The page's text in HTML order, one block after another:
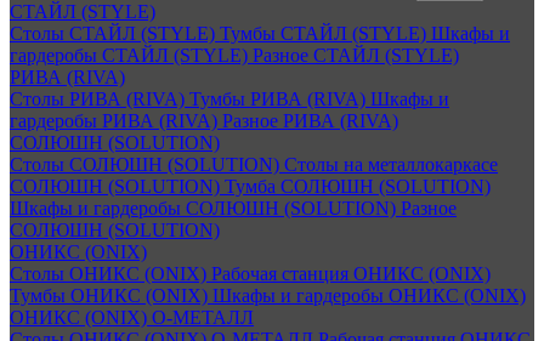
СТАЙЛ (STYLE)
Столы СТАЙЛ (STYLE) Тумбы СТАЙЛ (STYLE) Шкафы и
гардеробы СТАЙЛ (STYLE) Разное СТАЙЛ (STYLE)
РИВА (RIVA)
Столы РИВА (RIVA) Тумбы РИВА (RIVA) Шкафы и
гардеробы РИВА (RIVA) Разное РИВА (RIVA)
СОЛЮШН (SOLUTION)
Столы СОЛЮШН (SOLUTION) Столы на металлокаркасе
СОЛЮШН (SOLUTION) Тумба СОЛЮШН (SOLUTION)
Шкафы и гардеробы СОЛЮШН (SOLUTION) Разное
СОЛЮШН (SOLUTION)
ОНИКС (ONIX)
Столы ОНИКС (ONIX) Рабочая станция ОНИКС (ONIX)
Тумбы ОНИКС (ONIX) Шкафы и гардеробы ОНИКС (ONIX)
ОНИКС (ONIX) O-МЕТАЛЛ